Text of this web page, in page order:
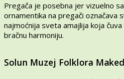
Pregača je posebna jer vizuelno
ornamentika na pregači označava
najmoćnija sveta amajlija koja
bračnu harmoniju.
Solun Muzej Folklora